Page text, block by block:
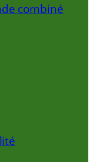
combiné